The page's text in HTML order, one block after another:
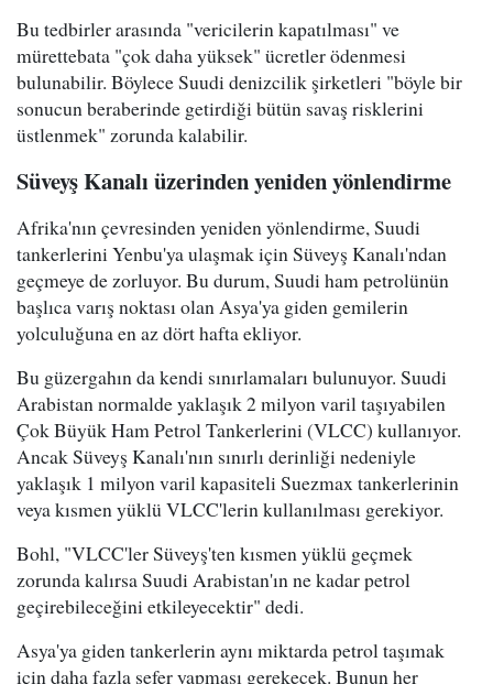
Bu tedbirler arasında "vericilerin kapatılması" ve
mürettebata "çok daha yüksek" ücretler ödenmesi
bulunabilir. Böylece Suudi denizcilik şirketleri "böyle bir
sonucun beraberinde getirdiği bütün savaş risklerini
üstlenmek" zorunda kalabilir.
Süveyş Kanalı üzerinden yeniden yönlendirme
Afrika'nın çevresinden yeniden yönlendirme, Suudi
tankerlerini Yenbu'ya ulaşmak için Süveyş Kanalı'ndan
geçmeye de zorluyor. Bu durum, Suudi ham petrolünün
başlıca varış noktası olan Asya'ya giden gemilerin
yolculuğuna en az dört hafta ekliyor.
Bu güzergahın da kendi sınırlamaları bulunuyor. Suudi
Arabistan normalde yaklaşık 2 milyon varil taşıyabilen
Çok Büyük Ham Petrol Tankerlerini (VLCC) kullanıyor.
Ancak Süveyş Kanalı'nın sınırlı derinliği nedeniyle
yaklaşık 1 milyon varil kapasiteli Suezmax tankerlerinin
veya kısmen yüklü VLCC'lerin kullanılması gerekiyor.
Bohl, "VLCC'ler Süveyş'ten kısmen yüklü geçmek
zorunda kalırsa Suudi Arabistan'ın ne kadar petrol
geçirebileceğini etkileyecektir" dedi.
Asya'ya giden tankerlerin aynı miktarda petrol taşımak
için daha fazla sefer yapması gerekecek. Bunun her